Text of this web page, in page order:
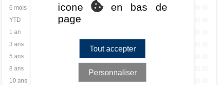
6 mois
-
-
YTD
1 an
3 ans
5 ans
-
8 ans
10 ans
-
icone
en bas de
page
Tout accepter
Personnaliser